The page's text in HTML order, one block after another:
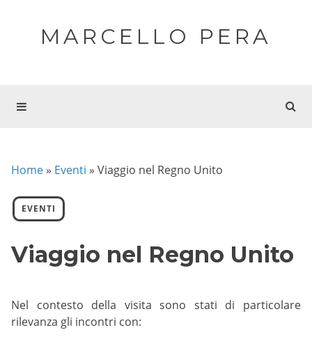
MARCELLO PERA
Home » Eventi » Viaggio nel Regno Unito
EVENTI
Viaggio nel Regno Unito
Nel contesto della visita sono stati di particolare
rilevanza gli incontri con: